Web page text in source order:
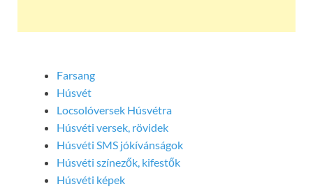
Farsang
Húsvét
Locsolóversek Húsvétra
Húsvéti versek, rövidek
Húsvéti SMS jókívánságok
Húsvéti színezők, kifestők
Húsvéti képek